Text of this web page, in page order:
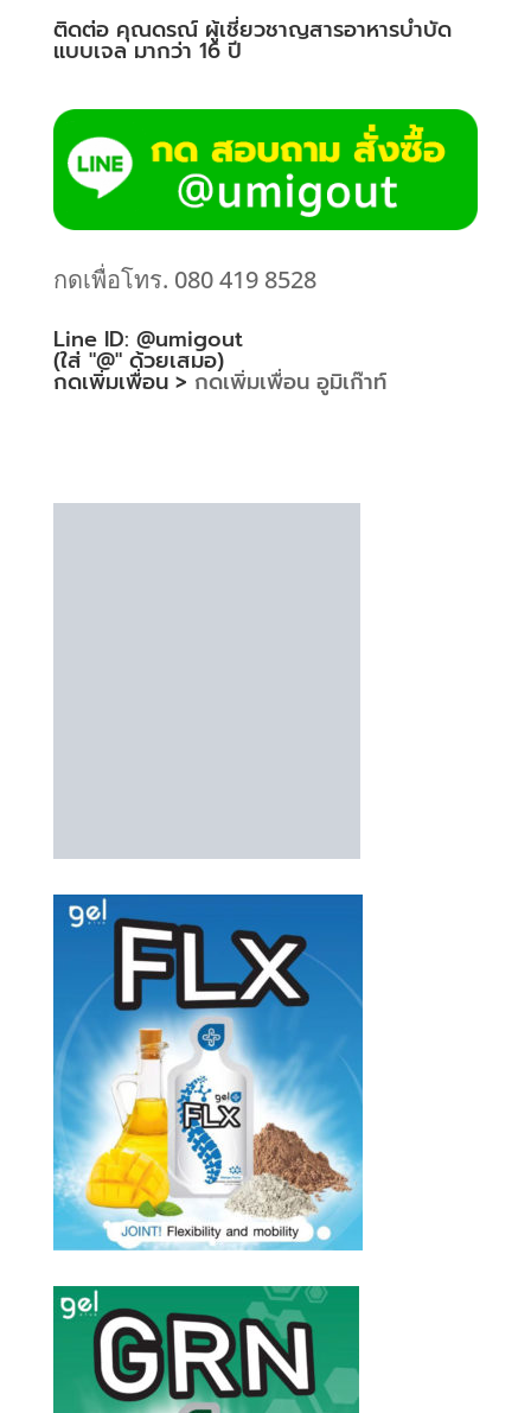
ติดต่อ คุณดรณ์ ผู้เชี่ยวชาญสารอาหารบำบัด
แบบเจล มากว่า 16 ปี
กดเพื่อโทร. 080 419 8528
Line ID: @umigout
(ใส่ "@" ด้วยเสมอ)
กดเพิ่มเพื่อน > กดเพิ่มเพื่อน อูมิเก๊าท์